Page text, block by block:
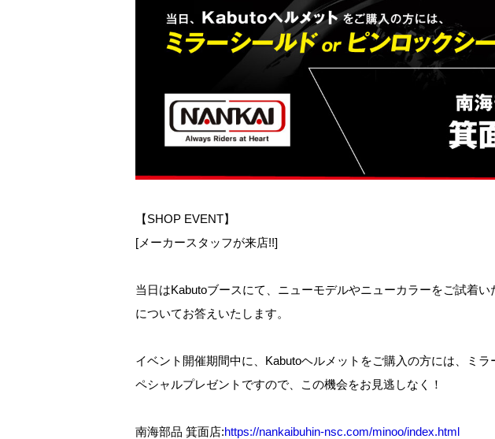
【SHOP EVENT】
[メーカースタッフが来店!!]
当日はKabutoブースにて、ニューモデルやニューカラーをご試着
についてお答えいたします。
イベント開催期間中に、Kabutoヘルメットをご購入の方には、ミ
ペシャルプレゼントですので、この機会をお見逃しなく！
南海部品 箕面店:https://nankaibuhin-nsc.com/minoo/index.html